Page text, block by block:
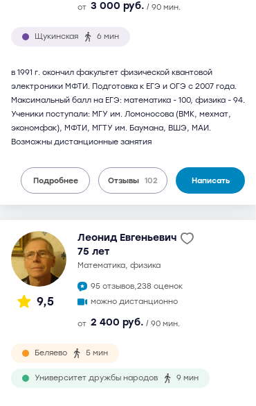
от 3 000 руб. / 90 мин.
Щукинская 6 мин
в 1991 г. окончил факультет физической квантовой
электроники МФТИ. Подготовка к ЕГЭ и ОГЭ с 2007 года.
Максимальный балл на ЕГЭ: математика - 100, физика - 94.
Ученики поступали: МГУ им. Ломоносова (ВМК, мехмат,
экономфак), МФТИ, МГТУ им. Баумана, ВШЭ, МАИ.
Возможны дистанционные занятия
Подробнее Отзывы 102 Написать
9,5
Леонид Евгеньевич
75 лет
математика, физика
95 отзывов,238 оценок
можно дистанционно
от 2 400 руб. / 90 мин.
Беляево 5 мин
Университет дружбы народов 9 мин